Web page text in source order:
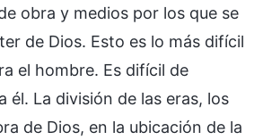
obra y medios por los que se
de Dios. Esto es lo más difícil
el hombre. Es difícil de
él. La división de las eras, los
de Dios, en la ubicación de la